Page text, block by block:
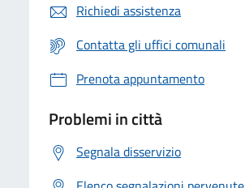
Richiedi assistenza
Contatta gli uffici comunali
Prenota appuntamento
Problemi in città
Segnala disservizio